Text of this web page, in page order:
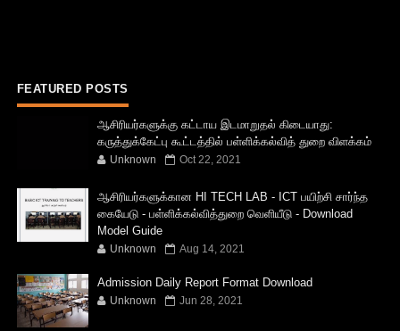
FEATURED POSTS
ஆசிரியர்களுக்கு கட்டாய இடமாறுதல் கிடையாது:
கருத்துக்கேட்பு கூட்டத்தில் பள்ளிக்கல்வித் துறை விளக்கம்
Unknown Oct 22, 2021
ஆசிரியர்களுக்கான HI TECH LAB - ICT பயிற்சி சார்ந்த
கையேடு - பள்ளிக்கல்வித்துறை வெளியீடு - Download
Model Guide
Unknown Aug 14, 2021
Admission Daily Report Format Download
Unknown Jun 28, 2021